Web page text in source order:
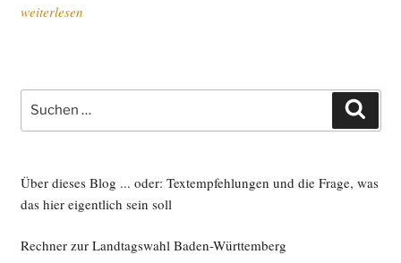
„Zehn
an
der
weiterlesen
Suche
nach:
Über dieses Blog ... oder: Textempfehlungen und die Frage, was
das hier eigentlich sein soll
Rechner zur Landtagswahl Baden-Württemberg